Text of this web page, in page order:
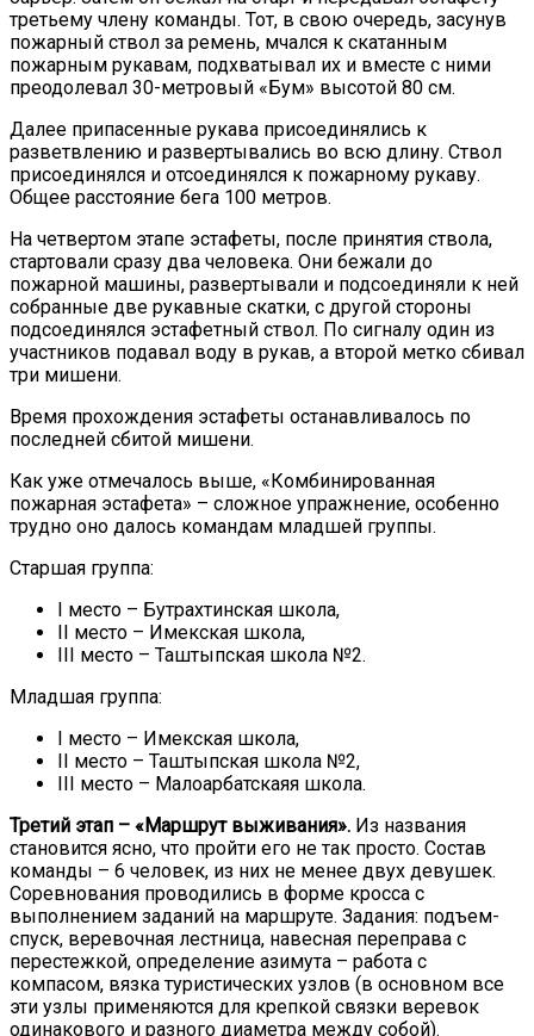
третьему члену команды. Тот, в свою очередь, засунув
пожарный ствол за ремень, мчался к скатанным
пожарным рукавам, подхватывал их и вместе с ними
преодолевал 30-метровый «Бум» высотой 80 см.
Далее припасенные рукава присоединялись к
разветвлению и развертывались во всю длину. Ствол
присоединялся и отсоединялся к пожарному рукаву.
Общее расстояние бега 100 метров.
На четвертом этапе эстафеты, после принятия ствола,
стартовали сразу два человека. Они бежали до
пожарной машины, развертывали и подсоединяли к ней
собранные две рукавные скатки, с другой стороны
подсоединялся эстафетный ствол. По сигналу один из
участников подавал воду в рукав, а второй метко сбивал
три мишени.
Время прохождения эстафеты останавливалось по
последней сбитой мишени.
Как уже отмечалось выше, «Комбинированная
пожарная эстафета» – сложное упражнение, особенно
трудно оно далось командам младшей группы.
Старшая группа:
I место – Бутрахтинская школа,
II место – Имекская школа,
III место – Таштыпская школа №2.
Младшая группа:
I место – Имекская школа,
II место – Таштыпская школа №2,
III место – Малоарбатскаяя школа.
Третий этап – «Маршрут выживания». Из названия
становится ясно, что пройти его не так просто. Состав
команды – 6 человек, из них не менее двух девушек.
Соревнования проводились в форме кросса с
выполнением заданий на маршруте. Задания: подъем-
спуск, веревочная лестница, навесная переправа с
перестежкой, определение азимута – работа с
компасом, вязка туристических узлов (в основном все
эти узлы применяются для крепкой связки веревок
одинакового и разного диаметра между собой).